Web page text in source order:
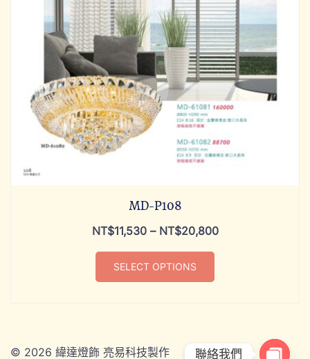
ADD TO CART
MD-P108
NT$11,530– NT$20,800
SELECT OPTIONS
© 2026 緯達燈飾 亮易科技製作 聯絡我們